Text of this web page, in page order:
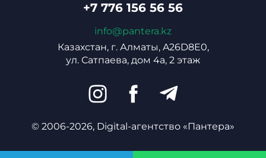
+7 776 156 56 56
info@pantera.kz
Казахстан, г. Алматы, A26D8E0,
ул. Сатпаева, дом 4а, 2 этаж
© 2006-2026, Digital-агентство «Пантера»